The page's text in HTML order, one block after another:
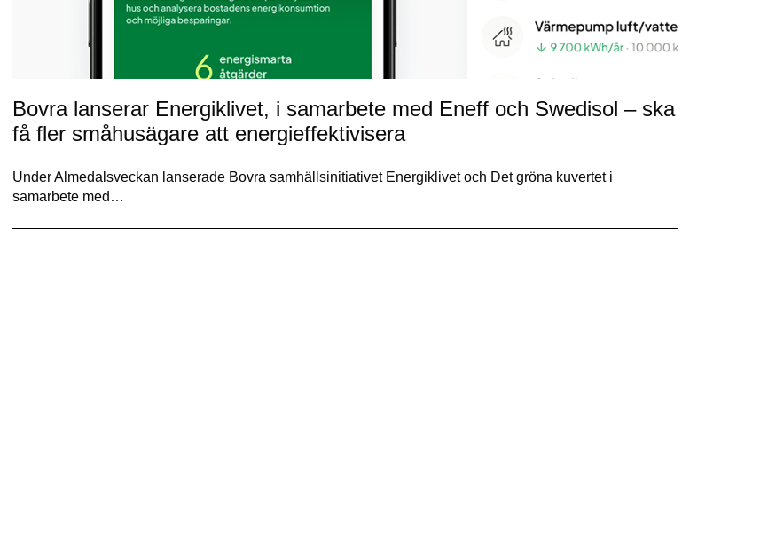
Bovra lanserar Energiklivet, i samarbete med Eneff och Swedisol – ska
få fler småhusägare att energieffektivisera
Under Almedalsveckan lanserade Bovra samhällsinitiativet Energiklivet och Det gröna kuvertet i
samarbete med…